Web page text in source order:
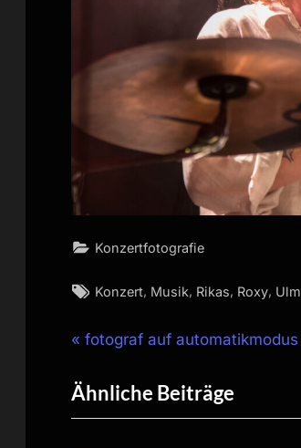
Konzertfotografie
Tags:
Konzert, Musik, Rikas, Roxy, Ulm
Beitragsnavigation
P
e
v
fotograf auf automatikmodus
Ähnliche Beiträge